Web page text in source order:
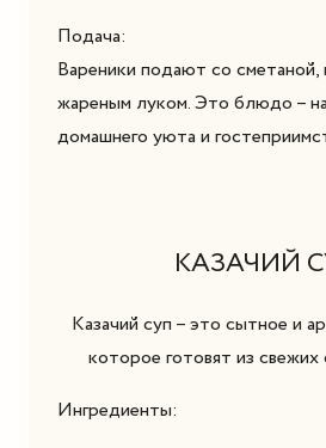
Подача:
Вареники подают со сметаной,
жареным луком. Это блюдо –
домашнего уюта и
КАЗАЧИЙ
Казачий суп – это сытное и
которое готовят из свежих
Ингредиенты: